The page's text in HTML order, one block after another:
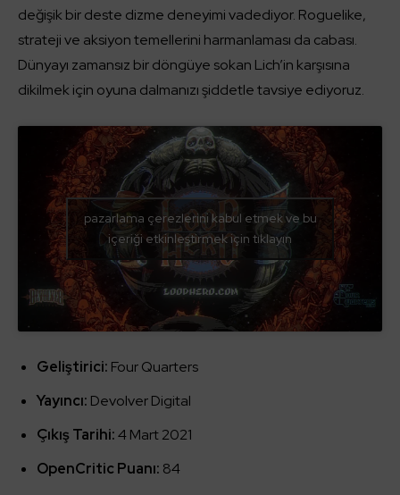
değişik bir deste dizme deneyimi vadediyor. Roguelike,
strateji ve aksiyon temellerini harmanlaması da cabası.
Dünyayı zamansız bir döngüye sokan Lich’in karşısına
dikilmek için oyuna dalmanızı şiddetle tavsiye ediyoruz.
pazarlama çerezlerini kabul etmek ve bu
içeriği etkinleştirmek için tıklayın
Geliştirici: Four Quarters
Yayıncı: Devolver Digital
Çıkış Tarihi:4 Mart 2021
OpenCritic Puanı: 84